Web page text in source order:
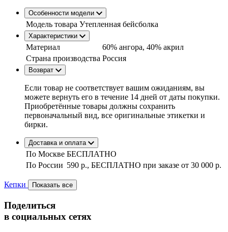
Особенности модели
Модель товара Утепленная бейсболка
Характеристики
Материал
60% ангора, 40% акрил
Страна производства Россия
Возврат
Если товар не соответствует вашим ожиданиям, вы
можете вернуть его в течение 14 дней от даты покупки.
Приобретённые товары должны сохранить
первоначальный вид, все оригинальные этикетки и
бирки.
Доставка и оплата
По Москве БЕСПЛАТНО
По России 590 р., БЕСПЛАТНО при заказе от 30 000 р.
Кепки Показать все
Поделиться
в социальных сетях